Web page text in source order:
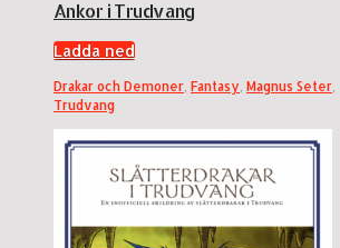
Ankor i Trudvang
Ladda ned
Drakar och Demoner Fantasy Magnus Seter
Trudvang